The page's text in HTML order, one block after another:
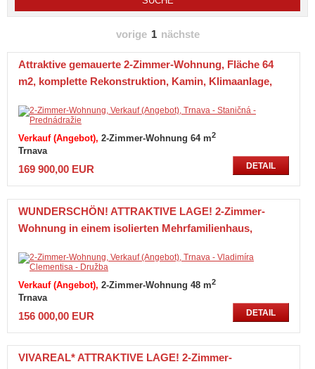
vorige 1 nächste
Attraktive gemauerte 2-Zimmer-Wohnung, Fläche 64
m2, komplette Rekonstruktion, Kamin, Klimaanlage,
Verkauf (Angebot) 2-Zimmer-Wohnung 64 m2
Trnava
DETAIL
169 900,00 EUR
WUNDERSCHÖN! ATTRAKTIVE LAGE! 2-Zimmer-
Wohnung in einem isolierten Mehrfamilienhaus,
Verkauf (Angebot) 2-Zimmer-Wohnung 48 m2
Trnava
DETAIL
156 000,00 EUR
VIVAREAL* ATTRAKTIVE LAGE! 2-Zimmer-